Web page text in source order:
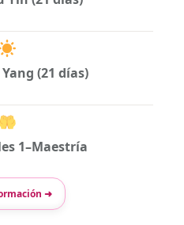
(21 días)
1–Maestría
➜